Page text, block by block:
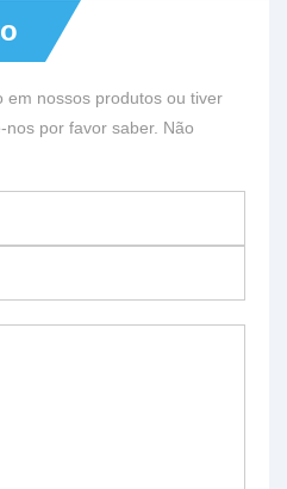
em nossos produtos ou tiver
por favor saber. Não